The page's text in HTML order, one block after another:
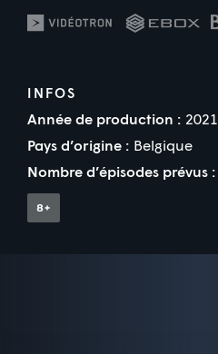
INFOS
Année de production : 2021
Pays d’origine : Belgique
Nombre d’épisodes prévus :